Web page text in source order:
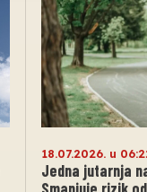
18.07.2026. u
Jedna jutarnja